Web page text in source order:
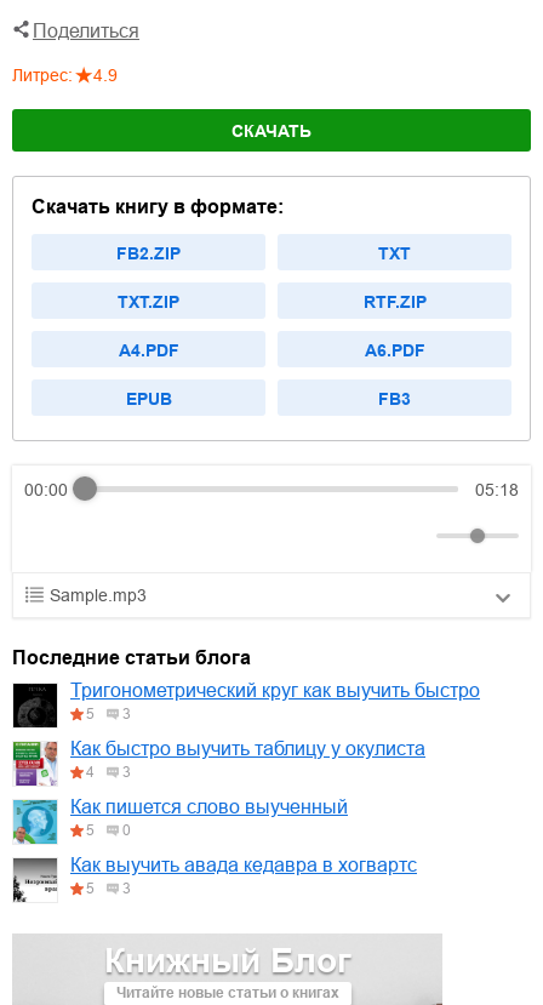
Поделиться
Литрес: 4.9
СКАЧАТЬ
Скачать книгу в формате:
FB2.ZIP TXT
TXT.ZIP RTF.ZIP
A4.PDF A6.PDF
EPUB FB3
00:00 05:18
Sample.mp3
02.mp3
03.mp3
Книжный Блог
Читайте новые статьи о книгах
Последние статьи блога
Тригонометрический круг как выучить быстро
5 3
Как быстро выучить таблицу у окулиста
4 3
Как пишется слово выученный
5 0
Как выучить авада кедавра в хогвартс
5 3